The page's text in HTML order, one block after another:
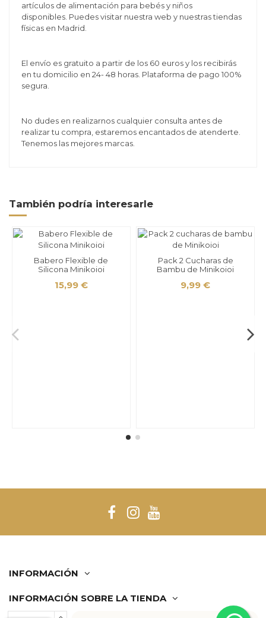
artículos de alimentación para bebés y niños
disponibles. Puedes visitar nuestra web y nuestras tiendas
físicas en Madrid.
El envío es gratuito a partir de los 60 euros y los recibirás
en tu domicilio en 24- 48 horas. Plataforma de pago 100%
segura.
No dudes en realizarnos cualquier consulta antes de
realizar tu compra, estaremos encantados de atenderte.
Tenemos las mejores marcas.
También podría interesarle
Babero Flexible de
Silicona Minikoioi
15,99 €
Pack 2 Cucharas de
Bambu de Minikoioi
9,99 €
INFORMACIÓN
INFORMACIÓN SOBRE LA TIENDA